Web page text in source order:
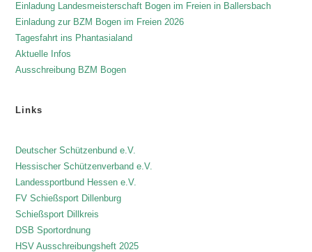
Einladung Landesmeisterschaft Bogen im Freien in Ballersbach
Einladung zur BZM Bogen im Freien 2026
Tagesfahrt ins Phantasialand
Aktuelle Infos
Ausschreibung BZM Bogen
Links
Deutscher Schützenbund e.V.
Hessischer Schützenverband e.V.
Landessportbund Hessen e.V.
FV Schießsport Dillenburg
Schießsport Dillkreis
DSB Sportordnung
HSV Ausschreibungsheft 2025